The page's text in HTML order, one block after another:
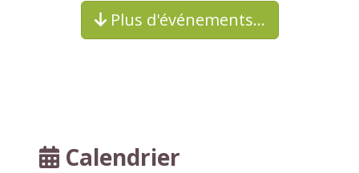
Plus d'événements…
Calendrier